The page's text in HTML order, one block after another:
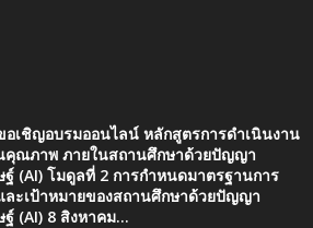
อเชิญอบรมออนไลน์ หลักสูตรการดำเนินงาน
คุณภาพ ภายในสถานศึกษาด้วยปัญญา
ฐ์ (AI) โมดูลที่ 2 การกำหนดมาตรฐานการ
ละเป้าหมายของสถานศึกษาด้วยปัญญา
(AI) 8 สิงหาคม...